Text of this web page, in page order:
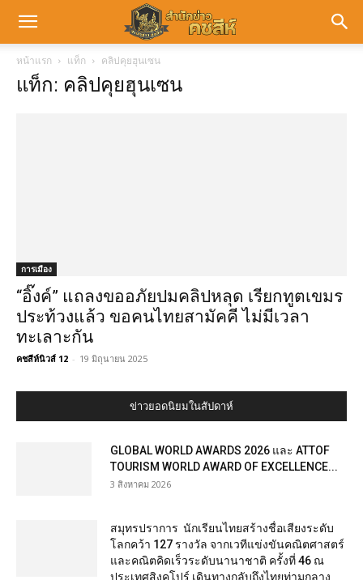
หน้าแรก แท็ก คลิปคุยฮุนเซน
แท็ก: คลิปคุยฮุนเซน
การเมือง
“อิ๊งค์” แถลงขออภัยปมคลิปหลุด เรียกทูตเขมร
ประท้วงแล้ว ขอคนไทยสามัคคี ไม่มีเวลา
ทะเลาะกัน
คชสีห์นิวส์ 12 - 19 มิถุนายน 2025
ข่าวยอดนิยมในสัปดาห์
GLOBAL WORLD AWARDS 2026 และ ATTOF
TOURISM WORLD AWARD OF EXCELLENCE...
3 สิงหาคม 2026
สมุทรปราการ นักเรียนไทยสร้างชื่อเสียงระดับ
โลกคว้า 127 รางวัล จากเวทีแข่งขันคณิตศาสตร์
และคณิตคิดเร็วระดับนานาชาติ ครั้งที่ 46 ณ
ประเทศสิงคโปร์ เดินทางกลับถึงไทยท่ามกลาง